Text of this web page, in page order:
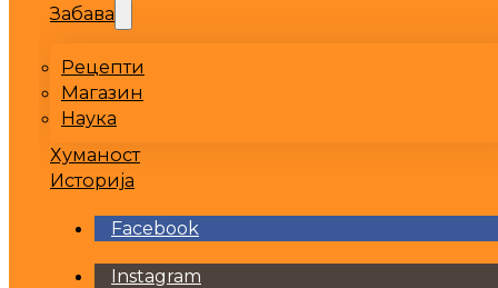
Забава
Рецепти
Магазин
Наука
Хуманост
Историја
Facebook
Instagram